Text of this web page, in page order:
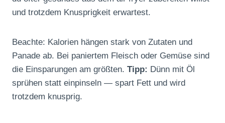
und trotzdem Knusprigkeit erwartest.
Beachte: Kalorien hängen stark von Zutaten und
Panade ab. Bei paniertem Fleisch oder Gemüse sind
die Einsparungen am größten. Tipp: Dünn mit Öl
sprühen statt einpinseln — spart Fett und wird
trotzdem knusprig.